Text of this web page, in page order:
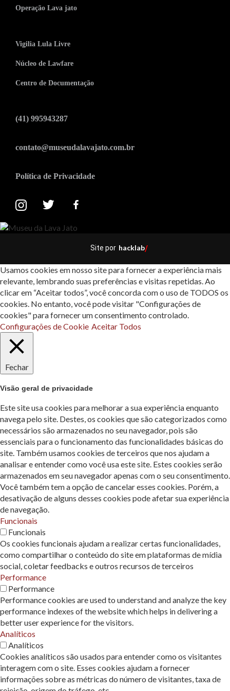
Operação Lava jato
Vigilia Lula Livre
Núcleo de Lawfare
Centro de Documentação
(41) 995943287
contato@museudalavajato.com.br
Política de Privacidade
Site por hacklab/
Usamos cookies em nosso site para fornecer a experiência mais
relevante, lembrando suas preferências e visitas repetidas. Ao
clicar em “Aceitar todos”, você concorda com o uso de TODOS os
cookies. No entanto, você pode visitar "Configurações de
cookies" para fornecer um consentimento controlado.
Configurações de Cookie Aceitar Todos
Fechar
Visão geral de privacidade
Este site usa cookies para melhorar a sua experiência enquanto
navega pelo site. Destes, os cookies que são categorizados como
necessários são armazenados no seu navegador, pois são
essenciais para o funcionamento das funcionalidades básicas do
site. Também usamos cookies de terceiros que nos ajudam a
analisar e entender como você usa este site. Estes cookies serão
armazenados em seu navegador apenas com o seu consentimento.
Você também tem a opção de cancelar esses cookies. Porém, a
desativação de alguns desses cookies pode afetar sua experiência
de navegação.
Funcionais
Funcionais
Os cookies funcionais ajudam a realizar certas funcionalidades,
como compartilhar o conteúdo do site em plataformas de mídia
social, coletar feedbacks e outros recursos de terceiros
Performance
Performance
Performance cookies are used to understand and analyze the key
performance indexes of the website which helps in delivering a
better user experience for the visitors.
Analíticos
Analíticos
Cookies analíticos são usados ​​para entender como os visitantes
interagem com o site. Esses cookies ajudam a fornecer
informações sobre as métricas do número de visitantes, taxa de